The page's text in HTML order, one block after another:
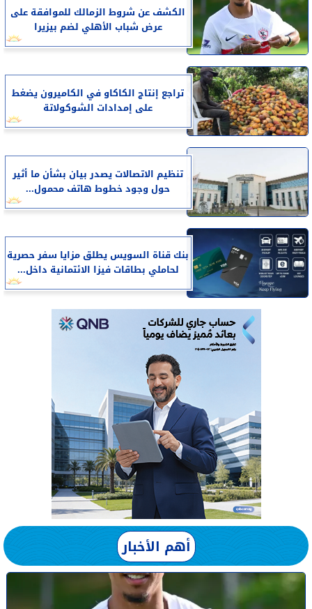
الكشف عن شروط الزمالك للموافقة على
عرض شباب الأهلي لضم بيزيرا
تراجع إنتاج الكاكاو في الكاميرون يضغط
على إمدادات الشوكولاتة
تنظيم الاتصالات يصدر بيان بشأن ما أثير
حول وجود خطوط هاتف محمول...
بنك قناة السويس يطلق مزايا سفر حصرية
لحاملي بطاقات فيزا الائتمانية داخل...
أهم الأخبار